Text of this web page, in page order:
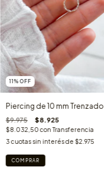
11%OFF
Piercing de 10 mm Trenzado
$9.975 $8.925
$8.032,50con Transferencia
3 cuotas sin interés de $2.975